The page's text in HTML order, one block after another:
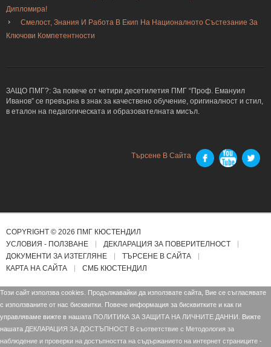
Дипломира!
Смелост, Знания И Работа В Екип На Националното Състезание За
Ключови Компетентности
ЗАЩО ПМГ?: За повече от четири десетилетия ПМГ “Проф. Емануил
Иванов” се превърна в знак за качествено обучение, оригиналност и стил,
в еталон на педагогическата и образователната мисъл.
Търсене В Сайта
COPYRIGHT © 2026 ПМГ КЮСТЕНДИЛ
УСЛОВИЯ - ПОЛЗВАНЕ
ДЕКЛАРАЦИЯ ЗА ПОВЕРИТЕЛНОСТ
ДОКУМЕНТИ ЗА ИЗТЕГЛЯНЕ
ТЪРСЕНЕ В САЙТА
КАРТА НА САЙТА
СМБ КЮСТЕНДИЛ
Този сайт използва cookies. Продължавайки да използвате сайта, Вие се съгласявате
с използваните от нас бисквитки. Повече информация за бисквитките и как ги
управляваме вижте в нашата ПОЛИТИКА ЗА ЗАЩИТА НА ЛИЧНИТЕ ДАННИ.
Вижте
нашата ДЕКЛАРАЦИЯ ЗА ДОСТЪПНОСТ В съответствие с Mетодология за
наблюдение и проверки на достъпността на съдържанието на интернет страниците -